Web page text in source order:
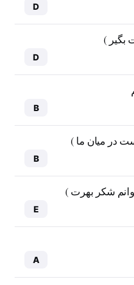
D
بگیر )
D
B
در میان ما )
B
شکر بهرت )
E
A